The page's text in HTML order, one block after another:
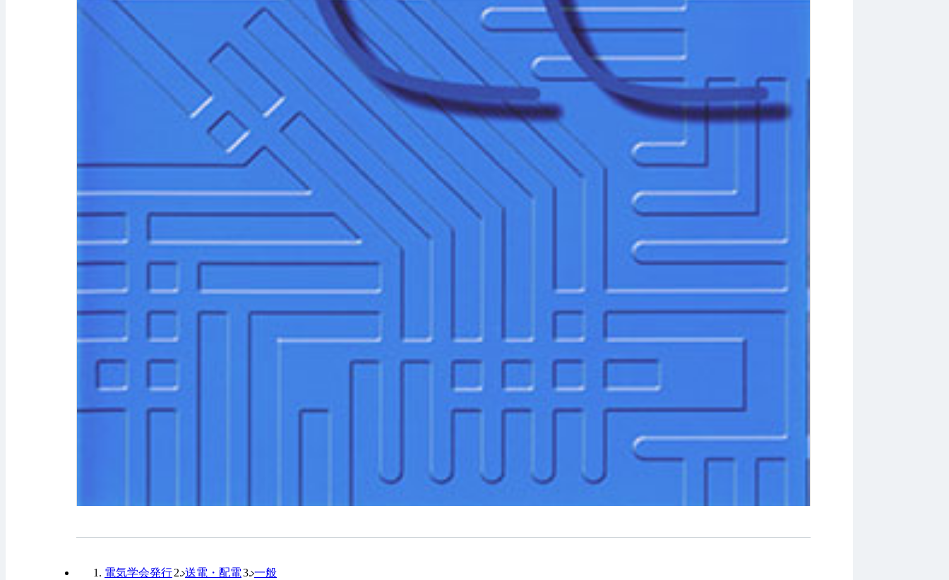
電気学会発行 送電・配電 一般